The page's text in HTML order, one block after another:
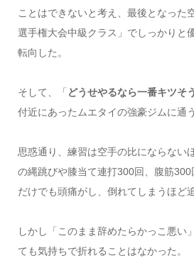
ことはできないと考え、最後となった
選手権大会中級クラス」でしっかりと
転向した。
そして、「 どうせやるなら一番キツそ
付近にあったムエタイの強豪ジムに通
思惑通り、練習は空手の比にならない
の縄跳びや膝当て連打300回、腹筋
だけでも頭痛がし、倒れてしまうほど
しかし「このまま辞めたらかっこ悪い
ても気持ちで折れることはなかった。